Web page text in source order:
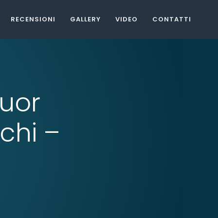
RECENSIONI GALLERY VIDEO CONTATTI
–